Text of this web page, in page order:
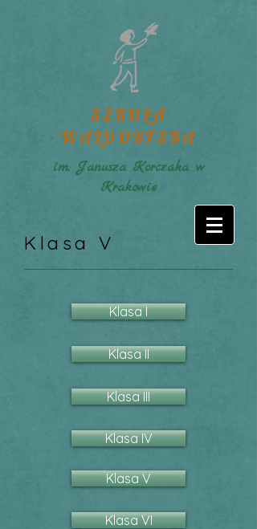
SZKOŁA
WALDORFSKA
im. Janusza Korczaka w
Krakowie
Klasa V
Klasa I
Klasa II
Klasa III
Klasa IV
Klasa V
Klasa VI